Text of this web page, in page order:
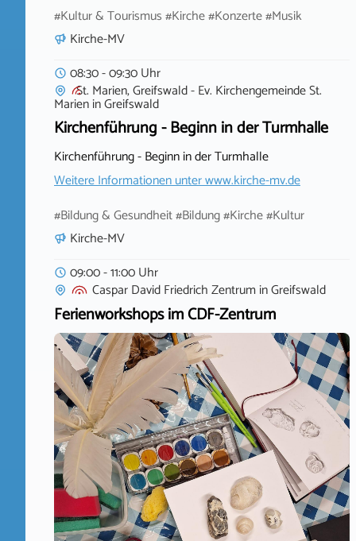
#Kultur & Tourismus #Kirche #Konzerte #Musik
Kirche-MV
08:30 - 09:30 Uhr
St. Marien, Greifswald - Ev. Kirchengemeinde St.
MarieninGreifswald
Kirchenführung - Beginn in der Turmhalle
Kirchenführung - Beginn in der Turmhalle
Weitere Informationen unterwww.kirche-mv.de
#Bildung & Gesundheit #Bildung #Kirche #Kultur
Kirche-MV
09:00 - 11:00 Uhr
Caspar David Friedrich ZentruminGreifswald
Ferienworkshops im CDF-Zentrum